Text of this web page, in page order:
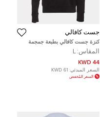
جست كافالي
كنزة جست كافالي بطبعة جمجمة
سوداء قطن محبوك بحجم كبير
المقاس: L
44 KWD
السعر المبدئي: 61 KWD
السعر المُخفض